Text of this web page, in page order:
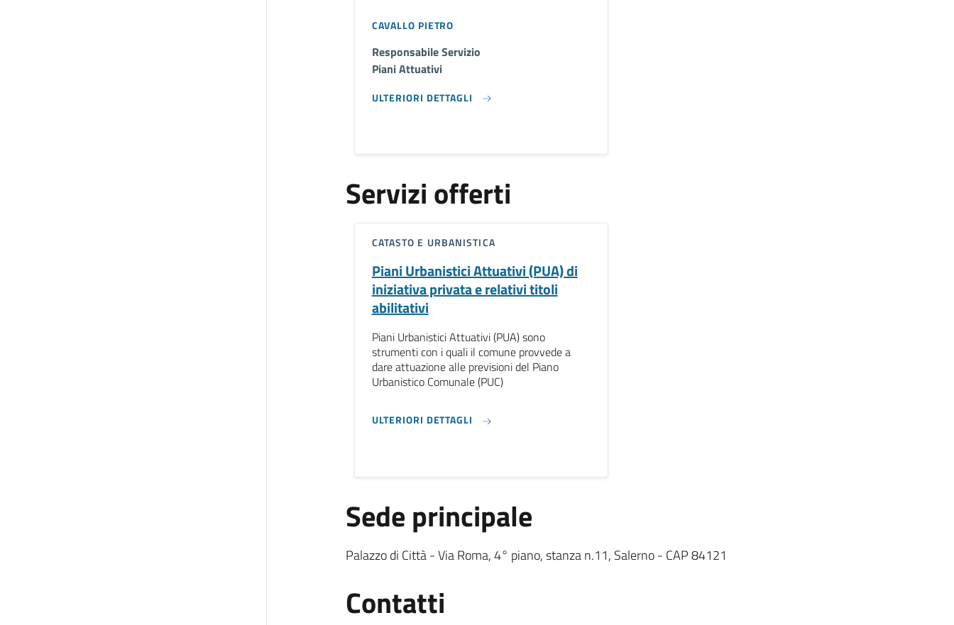
CAVALLO PIETRO
Responsabile Servizio
Piani Attuativi
ULTERIORI DETTAGLI
Servizi offerti
CATASTO E URBANISTICA
Piani Urbanistici Attuativi (PUA) di
iniziativa privata e relativi titoli
abilitativi
Piani Urbanistici Attuativi (PUA) sono
strumenti con i quali il comune provvede a
dare attuazione alle previsioni del Piano
Urbanistico Comunale (PUC)
ULTERIORI DETTAGLI
Sede principale
Sede Principale testuale
Palazzo di Città - Via Roma, 4° piano, stanza n.11, Salerno - CAP 84121
Contatti